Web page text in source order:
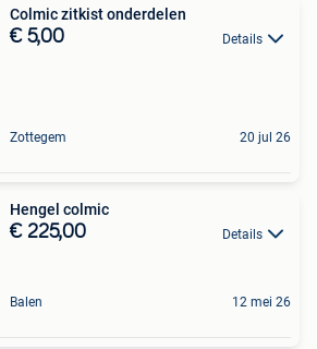
Colmic zitkist onderdelen
€ 5,00 Details
Zottegem 20 jul 26
Hengel colmic
€ 225,00 Details
Balen 12 mei 26